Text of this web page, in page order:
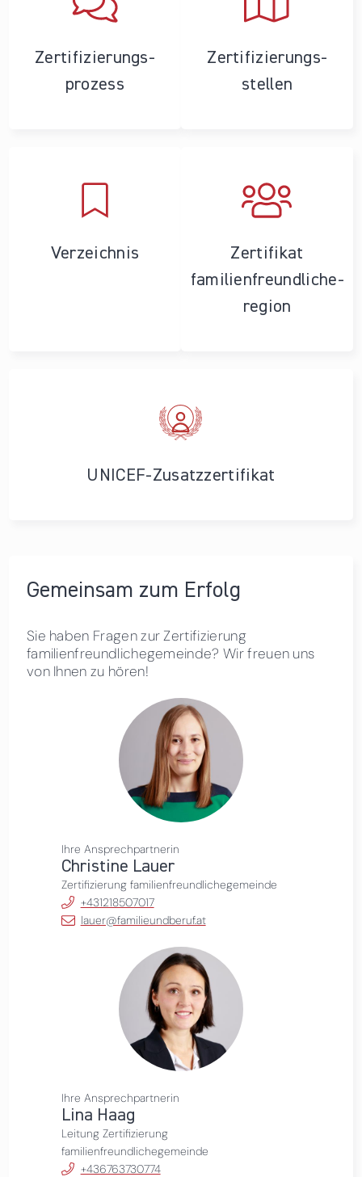
Zertifizierungs­
prozess
Zertifizierungs­
stellen
Verzeichnis
Zertifikat
familienfreundliche­
region
UNICEF-Zusatzzertifikat
Gemeinsam zum Erfolg
Sie haben Fragen zur Zertifizierung
familienfreundlichegemeinde? Wir freuen uns
von Ihnen zu hören!
Ihre Ansprechpartnerin
Christine Lauer
Zertifizierung familienfreundlichegemeinde
+431218507017
lauer@familieundberuf.at
Ihre Ansprechpartnerin
Lina Haag
Leitung Zertifizierung
familienfreundlichegemeinde
+436763730774